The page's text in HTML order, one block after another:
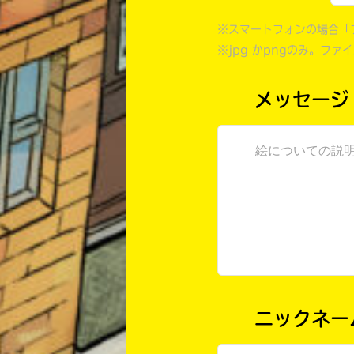
※スマートフォンの場合「
※jpg かpngのみ。ファ
メッセージ
ニックネー